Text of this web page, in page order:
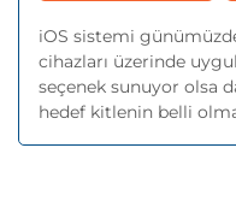
iOS sistemi
cihazları üzerinde
seçenek sunuyor olsa
hedef kitlenin belli